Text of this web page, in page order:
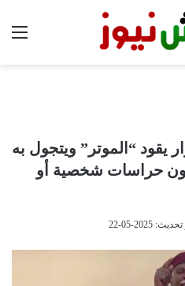
يقود “الموتر” ويتجول به
حراسات شخصية أو
2025-05-22